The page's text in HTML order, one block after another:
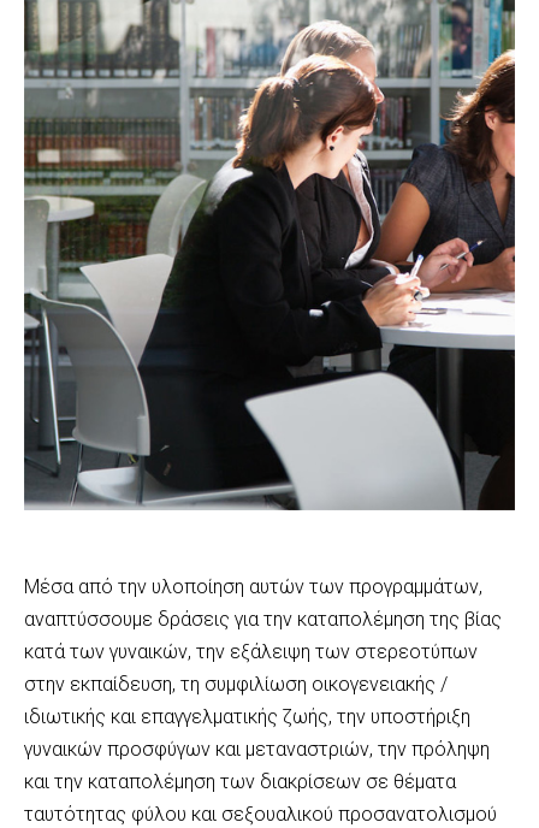
Μέσα από την υλοποίηση αυτών των προγραμμάτων,
αναπτύσσουμε δράσεις για την καταπολέμηση της βίας
κατά των γυναικών, την εξάλειψη των στερεοτύπων
στην εκπαίδευση, τη συμφιλίωση οικογενειακής /
ιδιωτικής και επαγγελματικής ζωής, την υποστήριξη
γυναικών προσφύγων και μεταναστριών, την πρόληψη
και την καταπολέμηση των διακρίσεων σε θέματα
ταυτότητας φύλου και σεξουαλικού προσανατολισμού